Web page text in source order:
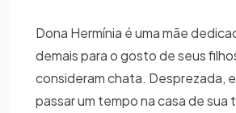
Dona Hermínia é uma mãe
demais para o gosto de seus
consideram chata. Desprezada,
passar um tempo na casa de sua